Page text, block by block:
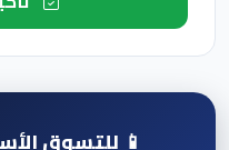
📱 للتسوق